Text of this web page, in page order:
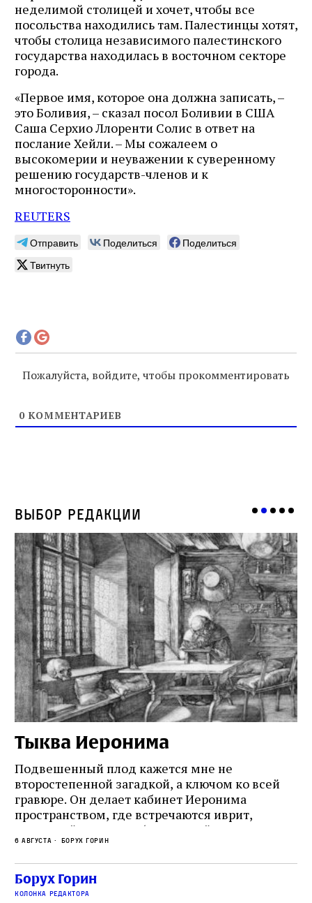
неделимой столицей и хочет, чтобы все
посольства находились там. Палестинцы хотят,
чтобы столица независимого палестинского
государства находилась в восточном секторе
города.
«Первое имя, которое она должна записать, –
это Боливия, – сказал посол Боливии в США
Саша Серхио Ллоренти Солис в ответ на
послание Хейли. – Мы сожалеем о
высокомерии и неуважении к суверенному
решению государств-членов и к
многосторонности».
REUTERS
Отправить Поделиться
Поделиться
Твитнуть
Пожалуйста, войдите, чтобы прокомментировать
0 КОММЕНТАРИЕВ
Выбор редакции
Тыква Иеронима
Подвешенный плод кажется мне не
второстепенной загадкой, а ключом ко всей
гравюре. Он делает кабинет Иеронима
пространством, где встречаются иврит,
греческий и латынь; буквальный смысл и
церковная традиция; филологическая
точность и понятность; переводчик,
убеждённый в необходимости исправления, и
читатель, воспринимающий исправление как
6 августа Борух Горин
Борух Горин
колонка редактора